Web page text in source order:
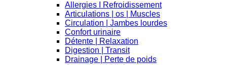
Allergies I Refroidissement
Articulations | os | Muscles
Circulation | Jambes lourdes
Confort urinaire
Détente | Relaxation
Digestion | Transit
Drainage | Perte de poids